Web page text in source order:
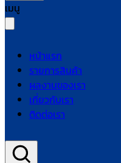
เมนู
หน้าแรก
รายการสินค้า
ผลงานของเรา
เกี่ยวกับเรา
ติดต่อเรา